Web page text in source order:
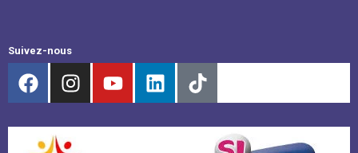
Suivez-nous